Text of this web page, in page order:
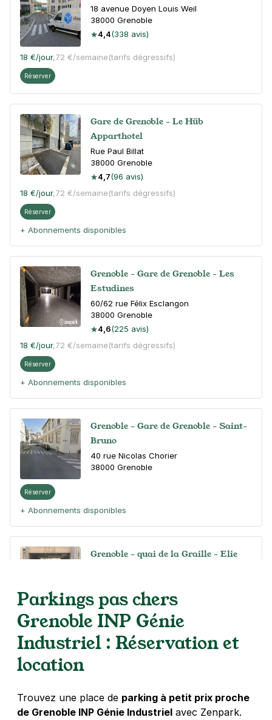
18 avenue Doyen Louis Weil
38000 Grenoble
4,4(338 avis)
18 €/jour,72 €/semaine(tarifs dégressifs)
Réserver
Gare de Grenoble - Le Hüb
Apparthotel
Rue Paul Billat
38000 Grenoble
4,7(96 avis)
18 €/jour,72 €/semaine(tarifs dégressifs)
Réserver
+ Abonnements disponibles
Grenoble - Gare de Grenoble - Les
Estudines
60/62 rue Félix Esclangon
38000 Grenoble
4,6(225 avis)
18 €/jour,72 €/semaine(tarifs dégressifs)
Réserver
+ Abonnements disponibles
Grenoble - Gare de Grenoble - Saint-
Bruno
40 rue Nicolas Chorier
38000 Grenoble
Réserver
+ Abonnements disponibles
Grenoble - quai de la Graille - Elie
38000Grenoble
4,5
18 €/jour,72 €/semaine(tarifs dégressifs)
Réserver
+ Abonnements disponibles
Grenoble - Clinique Mutualiste -
Parkings pas chers
Grenoble INP Génie
Industriel : Réservation et
location
Trouvez une place de parking à petit prix proche
de Grenoble INP Génie Industriel avec Zenpark.